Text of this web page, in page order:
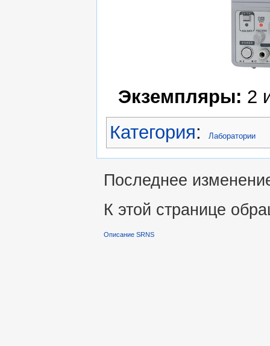
Экземпляры: 2
Категория: Лаборатории
Последнее
К этой странице
Описание SRNS